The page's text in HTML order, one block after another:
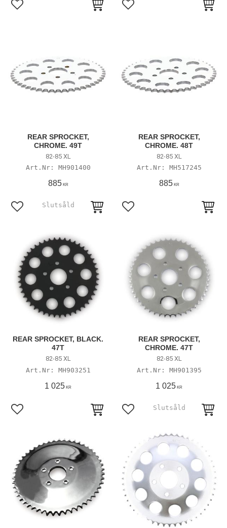
Lägg till i favoriter Lägg till i favoriter
REAR SPROCKET,
CHROME. 49T
82-85 XL
MH901400
885KR
Lägg till i favoriter
REAR SPROCKET,
CHROME. 48T
82-85 XL
MH517245
885KR
Lägg till i favoriter
REAR SPROCKET, BLACK.
47T
82-85 XL
MH903251
1 025 KR
Lägg till i favoriter
REAR SPROCKET,
CHROME. 47T
82-85 XL
MH901395
1 025 KR
Lägg till i favoriter